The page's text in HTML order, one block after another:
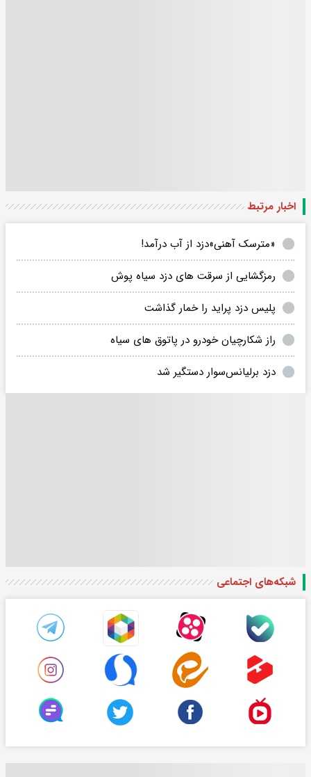
اخبار مرتبط
«مترسک آهنی»دزد از آب درآمد!
رمزگشایی از سرقت های دزد سیاه پوش
پلیس دزد پراید را خمار گذاشت
راز شکارچیان خودرو در پاتوق های سیاه
دزد برلیانس‌سوار دستگیر شد
شبکه‌های اجتماعی